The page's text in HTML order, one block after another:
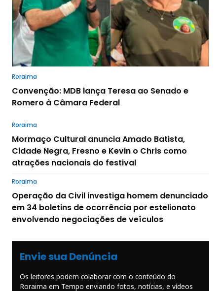
Roraima
Convenção: MDB lança Teresa ao Senado e
Romero à Câmara Federal
Roraima
Mormaço Cultural anuncia Amado Batista,
Cidade Negra, Fresno e Kevin o Chris como
atrações nacionais do festival
Roraima
Operação da Civil investiga homem denunciado
em 34 boletins de ocorrência por estelionato
envolvendo negociações de veículos
Envie sua Denúncia
Os leitores podem colaborar com o conteúdo do
Roraima em Tempo enviando fotos, notícias, e vídeos